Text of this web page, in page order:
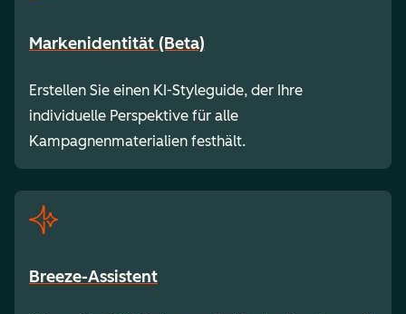
Markenidentität (Beta)
Erstellen Sie einen KI-Styleguide, der Ihre
individuelle Perspektive für alle
Kampagnenmaterialien festhält.
Breeze-Assistent